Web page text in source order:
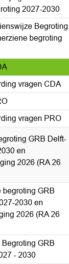
2027-2030
Begroting
begroting
vragen CDA
vragen PRO
GRB Delft-
en
2026 (RA 26
begroting GRB
2030 en
2026 (RA 26
Begroting GRB
- 2030